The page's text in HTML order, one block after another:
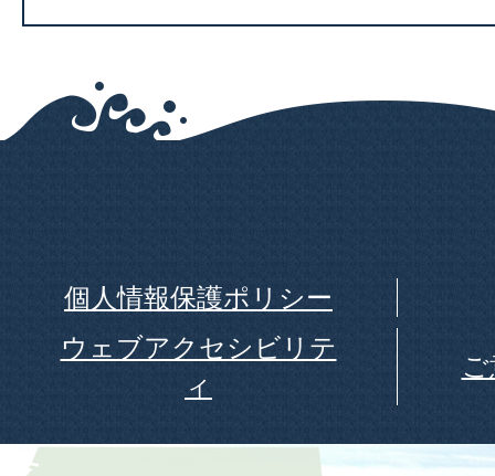
個人情報保護ポリシー
ウェブアクセシビリテ
ィ